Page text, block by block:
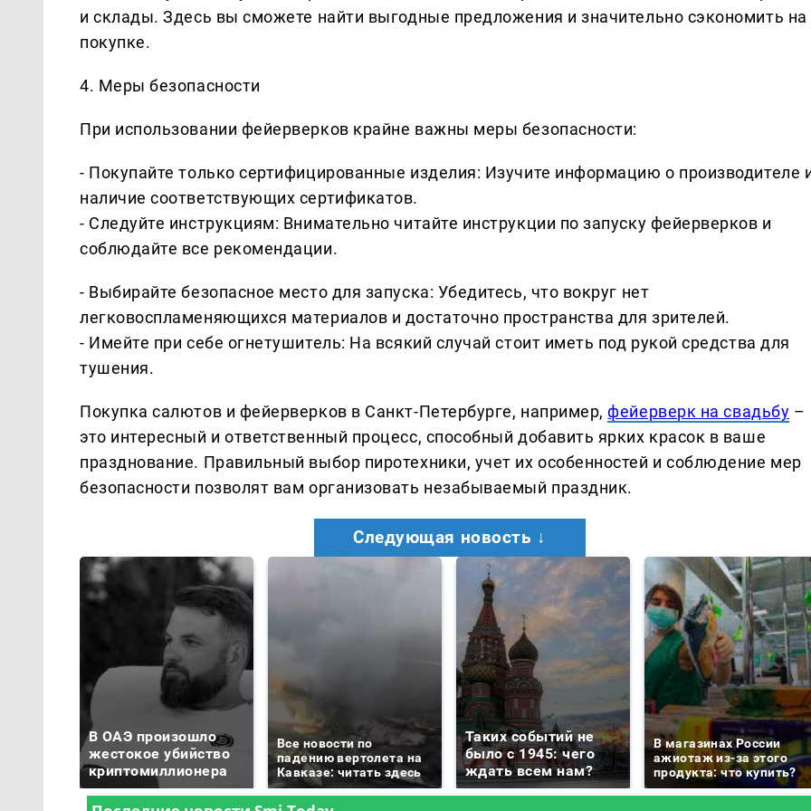
и склады. Здесь вы сможете найти выгодные предложения и значительно сэкономить на
покупке.
4. Меры безопасности
При использовании фейерверков крайне важны меры безопасности:
- Покупайте только сертифицированные изделия: Изучите информацию о производителе
наличие соответствующих сертификатов.
- Следуйте инструкциям: Внимательно читайте инструкции по запуску фейерверков и
соблюдайте все рекомендации.
- Выбирайте безопасное место для запуска: Убедитесь, что вокруг нет
легковоспламеняющихся материалов и достаточно пространства для зрителей.
- Имейте при себе огнетушитель: На всякий случай стоит иметь под рукой средства для
тушения.
Покупка салютов и фейерверков в Санкт-Петербурге, например,фейерверк на свадьбу –
это интересный и ответственный процесс, способный добавить ярких красок в ваше
празднование. Правильный выбор пиротехники, учет их особенностей и соблюдение мер
безопасности позволят вам организовать незабываемый праздник.
Следующая новость ↓
В ОАЭ произошло
жестокое убийство
криптомиллионера
Все новости по
падению вертолета на
Кавказе: читать здесь
Таких событий не
было с 1945: чего
ждать всем нам?
В магазинах России
ажиотаж из-за этого
продукта: что купить?